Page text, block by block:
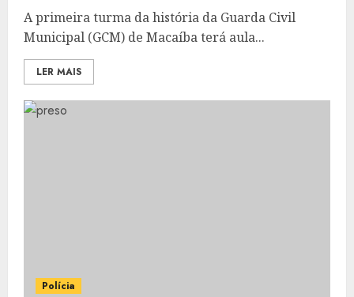
A primeira turma da história da Guarda Civil
Municipal (GCM) de Macaíba terá aula...
LER MAIS
Polícia